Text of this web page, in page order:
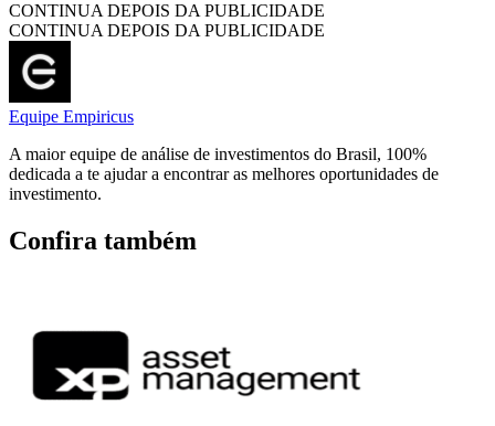
CONTINUA DEPOIS DA PUBLICIDADE
CONTINUA DEPOIS DA PUBLICIDADE
Equipe Empiricus
A maior equipe de análise de investimentos do Brasil, 100%
dedicada a te ajudar a encontrar as melhores oportunidades de
investimento.
Confira também